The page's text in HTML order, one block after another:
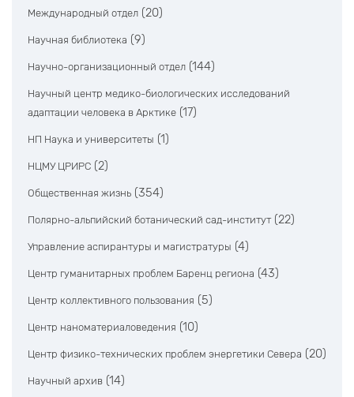
Международный отдел (20)
Научная библиотека (9)
Научно-организационный отдел (144)
Научный центр медико-биологических исследований
адаптации человека в Арктике (17)
НП Наука и университеты (1)
НЦМУ ЦРИРС (2)
Общественная жизнь (354)
Полярно-альпийский ботанический сад-институт (22)
Управление аспирантуры и магистратуры (4)
Центр гуманитарных проблем Баренц региона (43)
Центр коллективного пользования (5)
Центр наноматериаловедения (10)
Центр физико-технических проблем энергетики Севера (20)
Научный архив (14)